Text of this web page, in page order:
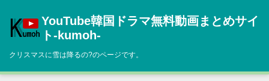
へ
YouTube韓国ドラマ無料動画まとめサイ
ト‐kumoh‐
クリスマスに雪は降るの?のページです。